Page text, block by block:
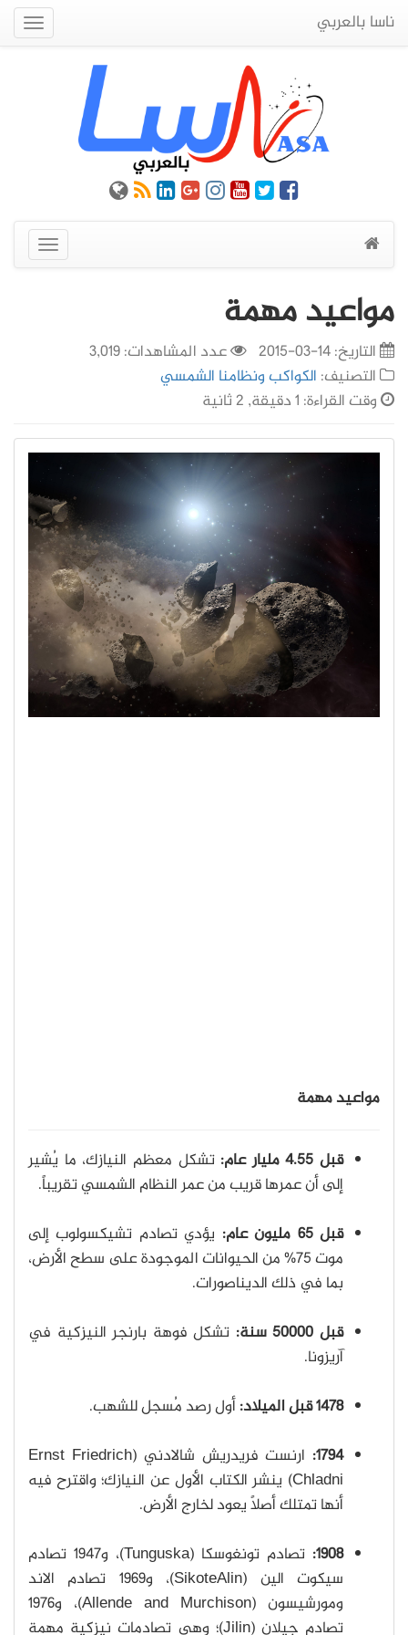
ناسا بالعربي
عرض
القائمة
مواعيد مهمة
التاريخ:14-03-2015
عدد المشاهدات: 3,019
التصنيف: الكواكب ونظامنا الشمسي
وقت القراءة: 1 دقيقة, 2 ثانية
مواعيد مهمة
قبل 4.55 مليار عام:
تشكل معظم النيازك، ما يُشير
إلى أن عمرها قريب من عمر النظام الشمسي تقريباً.
قبل 65 مليون عام:
يؤدي تصادم تشيكسولوب إلى
موت 75% من الحيوانات الموجودة على سطح الأرض،
بما في ذلك الديناصورات.
قبل 50000 سنة:
تشكل فوهة بارنجر النيزكية في
آريزونا.
1478 قبل الميلاد:
أول رصد مُسجل للشهب.
1794:
ارنست فريدريش شالادني (Ernst Friedrich
Chladni) ينشر الكتاب الأول عن النيازك؛ واقترح فيه
أنها تمتلك أصلاً يعود لخارج الأرض.
1908:
تصادم تونغوسكا (Tunguska)، و1947 تصادم
سيكوت الين (SikoteAlin)، و1969 تصادم الاند
ومورشيسون (Allende and Murchison)، و1976
تصادم جيلان (Jilin)؛ وهي تصادمات نيزكية مهمة